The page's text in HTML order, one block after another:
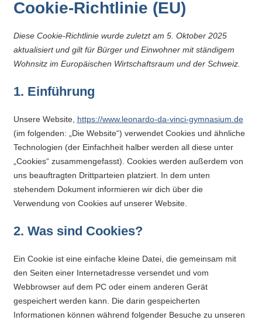
Kontaktdaten,
zur
Zusammensetzung
der
oder
Ausstattung
der
wir
versuchen
alle
Antworten
zu
bieten.
Daneben
Cookie-Richtlinie (EU)
Diese Cookie-Richtlinie wurde zuletzt am 5. Oktober 2025
aktualisiert und gilt für Bürger und Einwohner mit ständigem
Wohnsitz im Europäischen Wirtschaftsraum und der Schweiz.
1. Einführung
Unsere Website, https://www.leonardo-da-vinci-gymnasium.de
(im folgenden: „Die Website“) verwendet Cookies und ähnliche
Technologien (der Einfachheit halber werden all diese unter
„Cookies“ zusammengefasst). Cookies werden außerdem von
uns beauftragten Drittparteien platziert. In dem unten
stehendem Dokument informieren wir dich über die
Verwendung von Cookies auf unserer Website.
2. Was sind Cookies?
Ein Cookie ist eine einfache kleine Datei, die gemeinsam mit
den Seiten einer Internetadresse versendet und vom
Webbrowser auf dem PC oder einem anderen Gerät
gespeichert werden kann. Die darin gespeicherten
Informationen können während folgender Besuche zu unseren